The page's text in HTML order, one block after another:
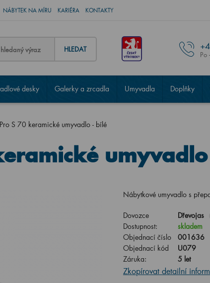
NÁBYTEK NA MÍRU KARIÉRA KONTAKTY
HLEDAT
Po
desky Galerky a zrcadla Umyvadla Doplňky
S 70 keramické umyvadlo - bílé
Nábytkové umyvadlo s
Dovozce Dřevojas
Dostupnost:
skladem
Objednací číslo
001636
Objednací kód
U079
Záruka:
5 let
Zkopírovat detailní